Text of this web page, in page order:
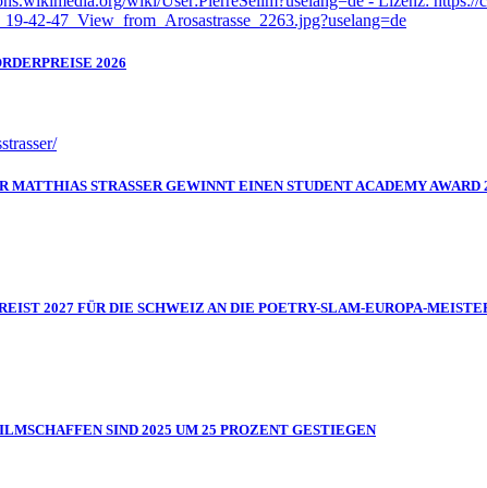
2026
STRASSER GEWINNT EINEN STUDENT ACADEMY AWARD
2027 FÜR DIE SCHWEIZ AN DIE POETRY-SLAM-EUROPA-
SIND 2025 UM 25 PROZENT GESTIEGEN